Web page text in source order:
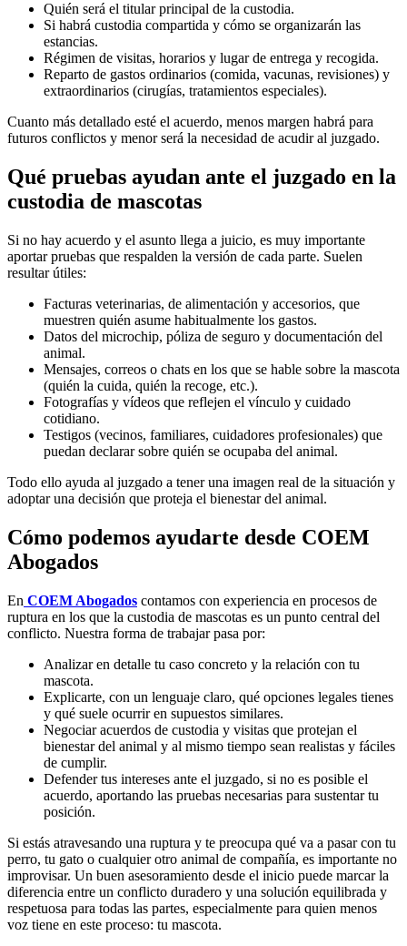
Quién será el titular principal de la custodia.
Si habrá custodia compartida y cómo se organizarán las
estancias.
Régimen de visitas, horarios y lugar de entrega y recogida.
Reparto de gastos ordinarios (comida, vacunas, revisiones) y
extraordinarios (cirugías, tratamientos especiales).
Cuanto más detallado esté el acuerdo, menos margen habrá para
futuros conflictos y menor será la necesidad de acudir al juzgado.
Qué pruebas ayudan ante el juzgado en la
custodia de mascotas
Si no hay acuerdo y el asunto llega a juicio, es muy importante
aportar pruebas que respalden la versión de cada parte. Suelen
resultar útiles:
Facturas veterinarias, de alimentación y accesorios, que
muestren quién asume habitualmente los gastos.
Datos del microchip, póliza de seguro y documentación del
animal.
Mensajes, correos o chats en los que se hable sobre la mascota
(quién la cuida, quién la recoge, etc.).
Fotografías y vídeos que reflejen el vínculo y cuidado
cotidiano.
Testigos (vecinos, familiares, cuidadores profesionales) que
puedan declarar sobre quién se ocupaba del animal.
Todo ello ayuda al juzgado a tener una imagen real de la situación y
adoptar una decisión que proteja el bienestar del animal.
Cómo podemos ayudarte desde COEM
Abogados
En COEM Abogados contamos con experiencia en procesos de
ruptura en los que la custodia de mascotas es un punto central del
conflicto. Nuestra forma de trabajar pasa por:
Analizar en detalle tu caso concreto y la relación con tu
mascota.
Explicarte, con un lenguaje claro, qué opciones legales tienes
y qué suele ocurrir en supuestos similares.
Negociar acuerdos de custodia y visitas que protejan el
bienestar del animal y al mismo tiempo sean realistas y fáciles
de cumplir.
Defender tus intereses ante el juzgado, si no es posible el
acuerdo, aportando las pruebas necesarias para sustentar tu
posición.
Si estás atravesando una ruptura y te preocupa qué va a pasar con tu
perro, tu gato o cualquier otro animal de compañía, es importante no
improvisar. Un buen asesoramiento desde el inicio puede marcar la
diferencia entre un conflicto duradero y una solución equilibrada y
respetuosa para todas las partes, especialmente para quien menos
voz tiene en este proceso: tu mascota.